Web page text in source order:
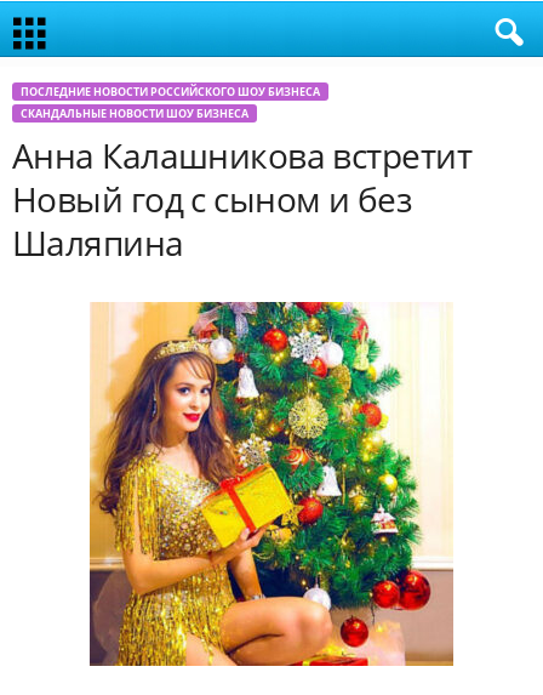
ПОСЛЕДНИЕ НОВОСТИ РОССИЙСКОГО ШОУ БИЗНЕСА
СКАНДАЛЬНЫЕ НОВОСТИ ШОУ БИЗНЕСА
Анна Калашникова встретит
Новый год с сыном и без
Шаляпина